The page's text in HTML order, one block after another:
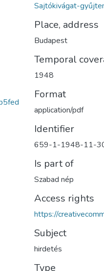
Sajtókivágat-
Place, address
Budapest
Temporal
1948
Format
application/pdf
Identifier
659-1-1948-11-
Is part of
Szabad nép
Access rights
https://
Subject
hirdetés
Type